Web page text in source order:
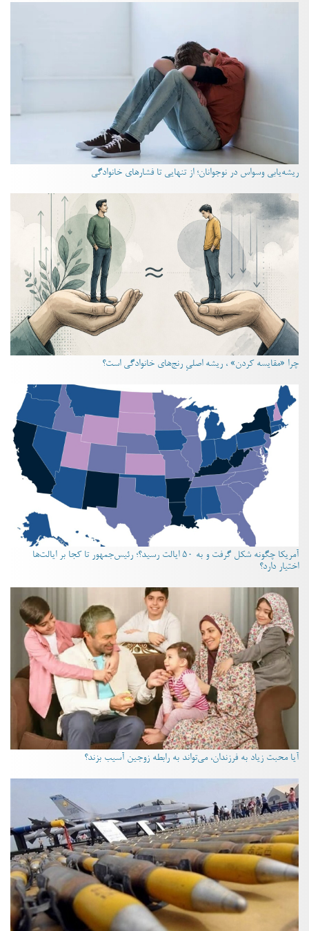
ریشه‌یابی وسواس در نوجوانان؛ از تنهایی تا فشارهای خانوادگی
چرا «مقایسه کردن» ، ریشه اصلیِ رنج‌های خانوادگی است؟
آمریکا چگونه شکل گرفت و به ۵۰ ایالت رسید؟؛ رئیس‌جمهور تا کجا بر ایالت‌ها
اختیار دارد؟
آیا محبت زیاد به فرزندان، می‌تواند به رابطه زوجین آسیب بزند؟